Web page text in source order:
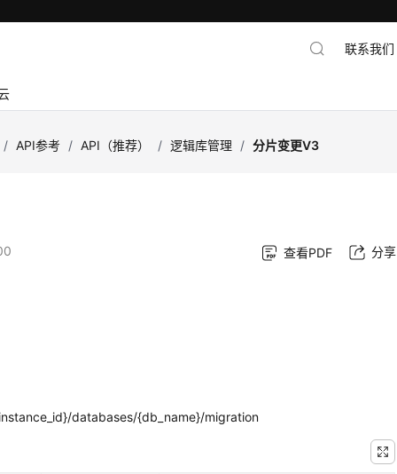
联系我们
/ API参考 / API（推荐） / 逻辑库管理 / 分片变更V3
查看PDF 分享
databases/{db_name}/migration